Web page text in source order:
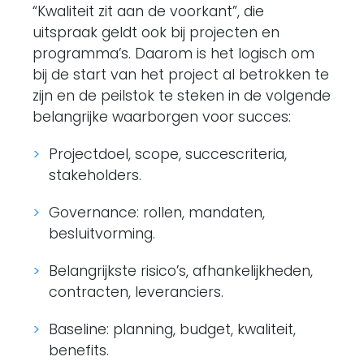
“Kwaliteit zit aan de voorkant”, die
uitspraak geldt ook bij projecten en
programma’s. Daarom is het logisch om
bij de start van het project al betrokken te
zijn en de peilstok te steken in de volgende
belangrijke waarborgen voor succes:
Projectdoel, scope, succescriteria,
stakeholders.
Governance: rollen, mandaten,
besluitvorming.
Belangrijkste risico’s, afhankelijkheden,
contracten, leveranciers.
Baseline: planning, budget, kwaliteit,
benefits.